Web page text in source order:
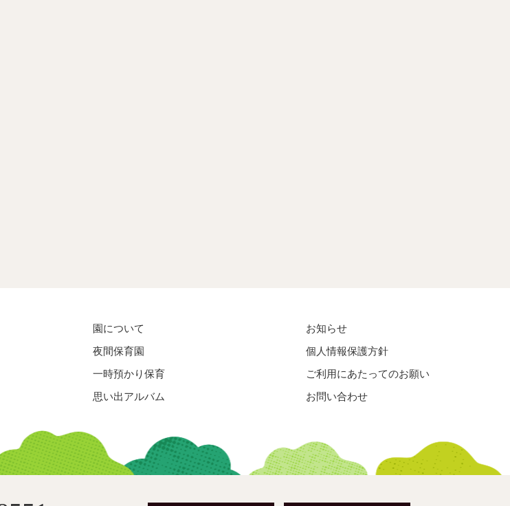
園について
夜間保育園
一時預かり保育
思い出アルバム
お知らせ
個人情報保護方針
ご利用にあたってのお願い
お問い合わせ